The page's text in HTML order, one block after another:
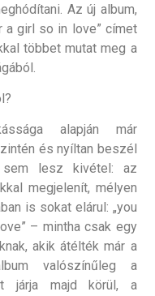
Az új album,
a girl so in love” címet
többet mutat meg a
alapján már
és nyíltan beszél
sem lesz kivétel: az
megjelenít, mélyen
is sokat elárul: „you
– mintha csak egy
akik átélték már a
valószínűleg a
járja majd körül, a